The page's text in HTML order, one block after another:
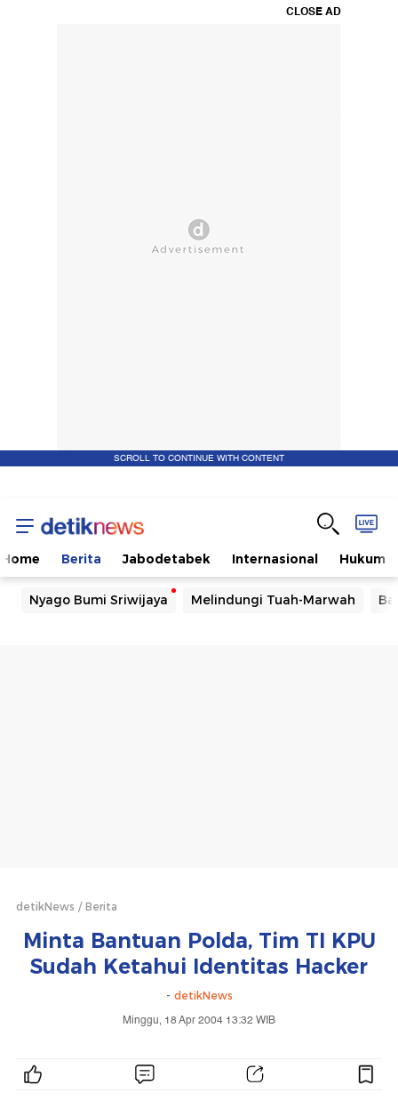
CLOSE AD
SCROLL TO CONTINUE WITH CONTENT
Home Berita Jabodetabek Internasional Hukum
Nyago Bumi Sriwijaya Melindungi Tuah-Marwah
detikNews Berita
Minta Bantuan Polda, Tim TI KPU
Sudah Ketahui Identitas Hacker
- detikNews
Minggu, 18 Apr 2004 13:32 WIB